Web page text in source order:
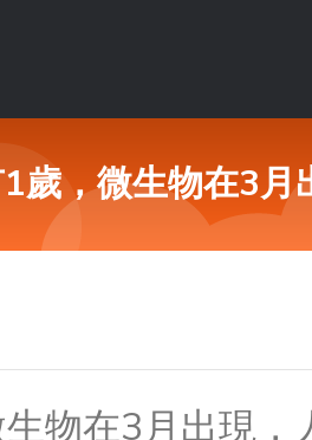
歲，微生物在3
物在3月出現，